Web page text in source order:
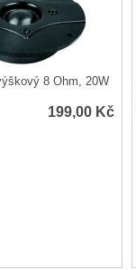
8 Ohm, 20W
199,00 Kč